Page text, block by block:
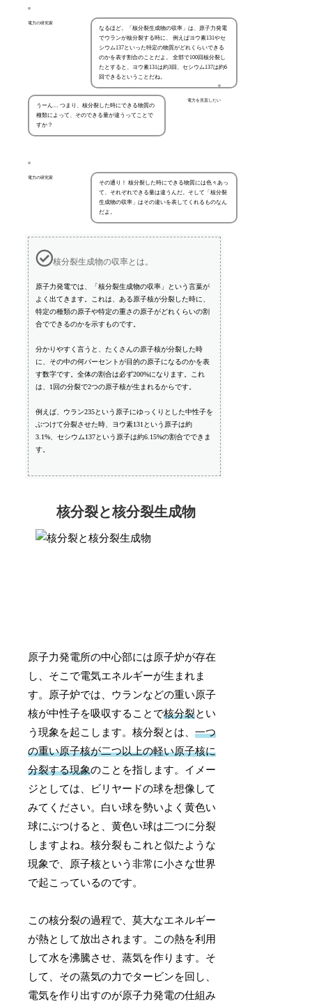
電力の研究家
なるほど。「核分裂生成物の収率」は、原子力発電
でウランが核分裂する時に、 例えばヨウ素131やセ
シウム137といった特定の物質がどれくらいできる
のかを表す割合のことだよ。 全部で100回核分裂し
たとすると、ヨウ素131は約3回、セシウム137は約6
回できるということだね。
電力を見直したい
うーん… つまり、核分裂した時にできる物質の
種類によって、そのできる量が違うってことで
すか？
電力の研究家
その通り！ 核分裂した時にできる物質には色々あっ
て、それぞれできる量は違うんだ。そして「核分裂
生成物の収率」はその違いを表してくれるものなん
だよ。
核分裂生成物の収率とは。
原子力発電では、「核分裂生成物の収率」という言葉が
よく出てきます。これは、ある原子核が分裂した時に、
特定の種類の原子や特定の重さの原子がどれくらいの割
合でできるのかを示すものです。
分かりやすく言うと、たくさんの原子核が分裂した時
に、その中の何パーセントが目的の原子になるのかを表
す数字です。全体の割合は必ず200%になります。これ
は、1回の分裂で2つの原子核が生まれるからです。
例えば、ウラン235という原子にゆっくりとした中性子を
ぶつけて分裂させた時、ヨウ素131という原子は約
3.1%、セシウム137という原子は約6.15%の割合でできま
す。
核分裂と核分裂生成物
原子力発電所の中心部には原子炉が存在
し、そこで電気エネルギーが生まれま
す。原子炉では、ウランなどの重い原子
核が中性子を吸収することで核分裂とい
う現象を起こします。核分裂とは、一つ
の重い原子核が二つ以上の軽い原子核に
分裂する現象のことを指します。イメー
ジとしては、ビリヤードの球を想像して
みてください。白い球を勢いよく黄色い
球にぶつけると、黄色い球は二つに分裂
しますよね。核分裂もこれと似たような
現象で、原子核という非常に小さな世界
で起こっているのです。
この核分裂の過程で、莫大なエネルギー
が熱として放出されます。この熱を利用
して水を沸騰させ、蒸気を作ります。そ
して、その蒸気の力でタービンを回し、
電気を作り出すのが原子力発電の仕組み